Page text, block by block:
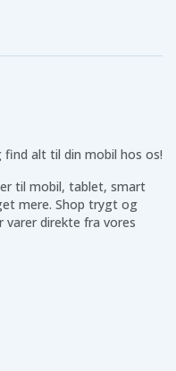
find alt til din mobil hos os!
til mobil, tablet, smart
mere. Shop trygt og
varer direkte fra vores